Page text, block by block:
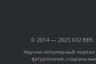
© 2014 — 2025 XX2
Научно-популярный
футурология,